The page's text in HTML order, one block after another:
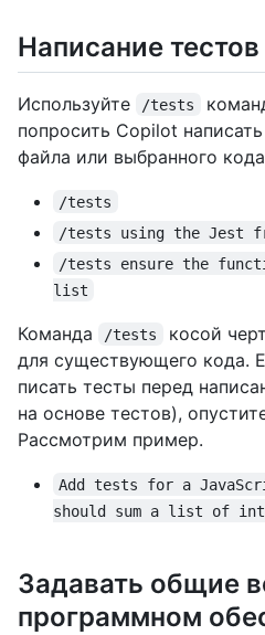
Написание тестов
Используйте /tests
попросить Copilot
файла или выбранного
/tests
/tests using the Jest
/tests ensure the
list
Команда /tests
косой
для существующего кода.
писать тесты перед
на основе тестов),
Рассмотрим пример.
Add tests for a
should sum a list of
Задавать общие
программном